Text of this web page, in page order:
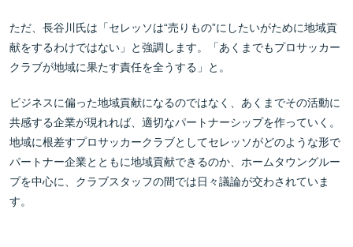
ただ、長谷川氏は「セレッソは“売りもの”にしたいがために地域貢
献をするわけではない」と強調します。「あくまでもプロサッカー
クラブが地域に果たす責任を全うする」と。
ビジネスに偏った地域貢献になるのではなく、あくまでその活動に
共感する企業が現れれば、適切なパートナーシップを作っていく。
地域に根差すプロサッカークラブとしてセレッソがどのような形で
パートナー企業とともに地域貢献できるのか、ホームタウングルー
プを中心に、クラブスタッフの間では日々議論が交わされていま
す。